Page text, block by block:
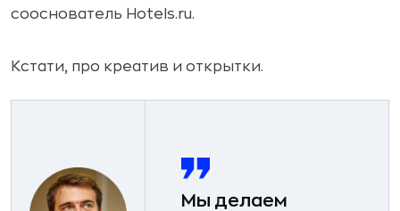
сооснователь Hotels.ru.
Кстати, про креатив и открытки.
Мы делаем